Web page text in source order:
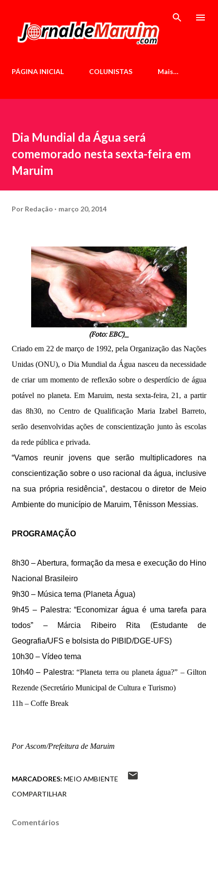
PÁGINA INICIAL COLUNISTAS Mais…
Dia Mundial da Água será
comemorado nesta sexta-feira em
Maruim
Por Redação março 20, 2014
(Foto: EBC)_
Criado em 22 de março de 1992, pela Organização das Nações
Unidas (ONU), o Dia Mundial da Água nasceu da necessidade
de criar um momento de reflexão sobre o desperdício de água
potável no planeta. Em Maruim, nesta sexta-feira, 21, a partir
das 8h30, no Centro de Qualificação Maria Izabel Barreto,
serão desenvolvidas ações de conscientização junto às escolas
da rede pública e privada.
“Vamos reunir jovens que serão multiplicadores na
conscientização sobre o uso racional da água, inclusive
na sua própria residência”, destacou o diretor de Meio
Ambiente do município de Maruim, Tênisson Messias.
PROGRAMAÇÃO
8h30 – Abertura, formação da mesa e execução do Hino
Nacional Brasileiro
9h30 – Música tema (Planeta Água)
9h45 – Palestra: “Economizar água é uma tarefa para
todos” – Márcia Ribeiro Rita (Estudante de
Geografia/UFS e bolsista do PIBID/DGE-UFS)
10h30 – Vídeo tema
10h40 – Palestra:“Planeta terra ou planeta água?” – Gilton
Rezende (Secretário Municipal de Cultura e Turismo)
11h – Coffe Break
Por Ascom/Prefeitura de Maruim
MARCADORES: MEIO AMBIENTE
COMPARTILHAR
Comentários